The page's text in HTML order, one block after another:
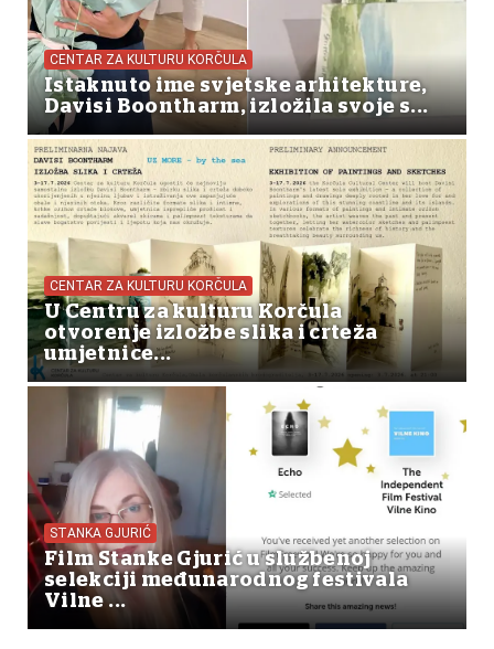
CENTAR ZA KULTURU KORČULA
Istaknuto ime svjetske arhitekture,
Davisi Boontharm, izložila svoje s...
CENTAR ZA KULTURU KORČULA
U Centru za kulturu Korčula
otvorenje izložbe slika i crteža
umjetnice...
STANKA GJURIĆ
Film Stanke Gjurić u službenoj
selekciji međunarodnog festivala
Vilne ...